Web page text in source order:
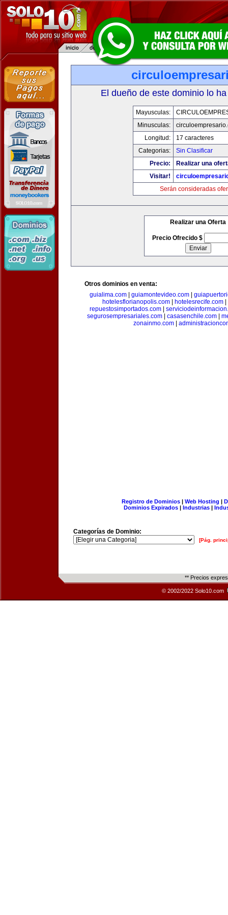
El dueño de este dominio lo
Mayusculas:
Minusculas:
Longitud:
17 caracteres
Categorias:
Sin Clasificar
Precio:
Realizar una
Visitar!
Serán consideradas
Realizar una Oferta
Precio Ofrecido $
Otros dominios en venta:
guialima.com
guiamontevideo.com
hotelesflorianopolis.com| hotelesrecife.com|
repuestosimportados.com|
segurosempresariales.com| casasenchile.com|
zonainmo.com
Registro de Dominios| Web Hosting |
Dominios Expirados | Industrias |
Categorías de Dominio:
[Pág.
** Precios
© 2002/2022 Solo10.com